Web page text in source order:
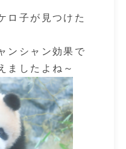
ロ子が見つけた
ンシャン効果で
ましたよね～